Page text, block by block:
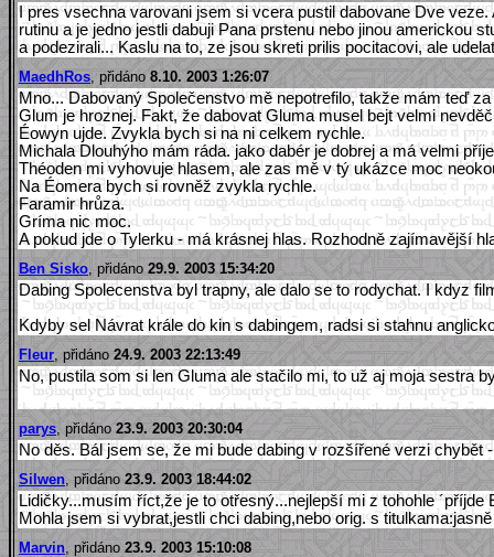
I pres vsechna varovani jsem si vcera pustil dabovane Dve
rutinu a je jedno jestli dabuji Pana prstenu nebo jinou americkou
a podezirali... Kaslu na to, ze jsou skreti prilis pocitacovi, ale
MaedhRos , přidáno 8.10. 2003 1:26:07
Mno... Dabovaný Společenstvo mě nepotrefilo, takže mám teď
Glum je hroznej. Fakt, že dabovat Gluma musel bejt velmi
Éowyn ujde. Zvykla bych si na ni celkem rychle.
Michala Dlouhýho mám ráda. jako dabér je dobrej a má velmi
Théoden mi vyhovuje hlasem, ale zas mě v tý ukázce moc
Na Éomera bych si rovněž zvykla rychle.
Faramir hrůza.
Gríma nic moc.
A pokud jde o Tylerku - má krásnej hlas. Rozhodně zajímavější
Ben Sisko , přidáno 29.9. 2003 15:34:20
Dabing Spolecenstva byl trapny, ale dalo se to rodychat. I kdyz
Kdyby sel Návrat krále do kin s dabingem, radsi si stahnu
Fleur , přidáno 24.9. 2003 22:13:49
No, pustila som si len Gluma ale stačilo mi, to už aj moja sestra
parys , přidáno 23.9. 2003 20:30:04
No děs. Bál jsem se, že mi bude dabing v rozšířené verzi chybět
Silwen , přidáno 23.9. 2003 18:44:02
Lidičky...musím říct,že je to otřesný...nejlepší mi z tohohle
Mohla jsem si vybrat,jestli chci dabing,nebo orig. s
Marvin , přidáno 23.9. 2003 15:10:08